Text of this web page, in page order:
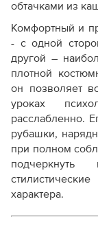
обтачками из
Комфортный и
- с одной
другой –
плотной
он позволяет
уроках
расслабленно.
рубашки,
при полном
подчеркнуть
характера.